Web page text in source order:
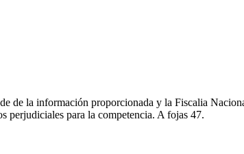
de la información proporcionada y la Fiscalia
perjudiciales para la competencia. A fojas 47.